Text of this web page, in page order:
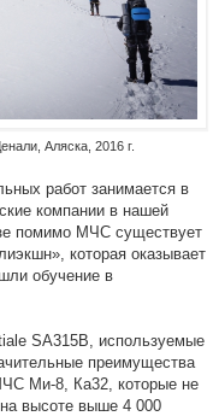
Аляска, 2016 г.
работ занимается в
компании в нашей
помимо МЧС существует
которая оказывает
обучение в
SA315B, используемые
преимущества
Ми-8, Ка32, которые не
высоте выше 4 000